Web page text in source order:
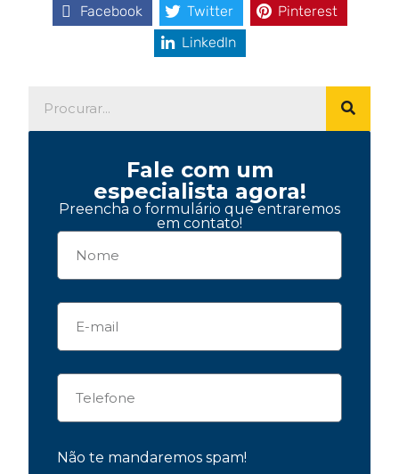
Facebook Twitter
Pinterest
LinkedIn
Fale com um
especialista agora!
Preencha o formulário que entraremos
em contato!
Não te mandaremos spam!